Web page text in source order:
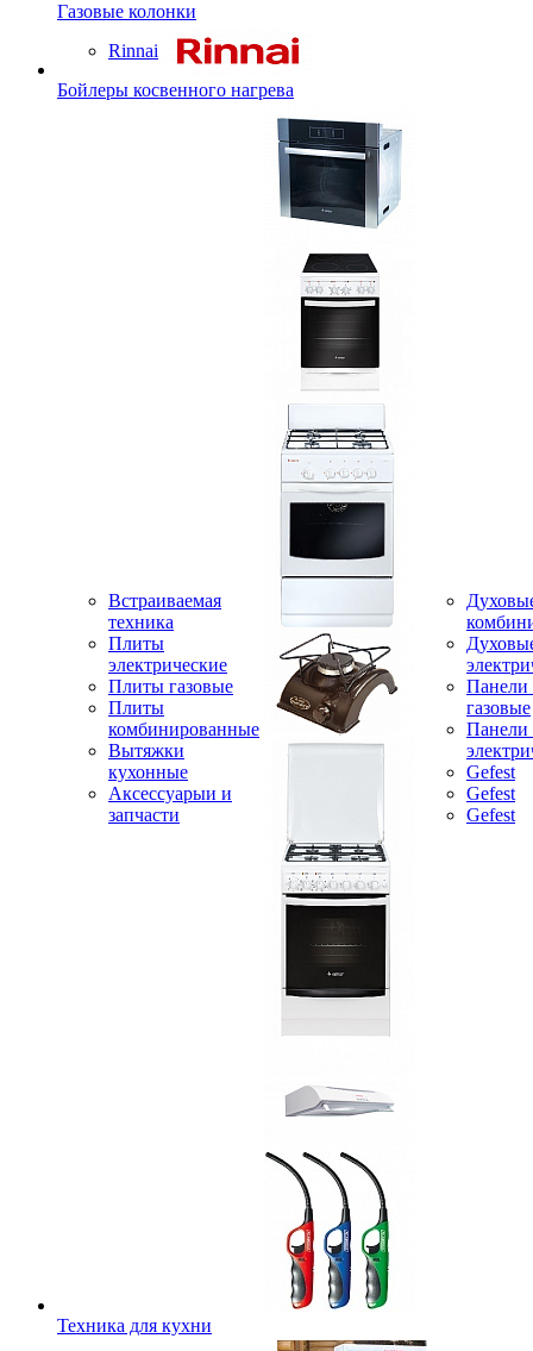
Газовые колонки
Rinnai
Бойлеры косвенного нагрева
Встраиваемая
техника
Плиты
электрические
Плиты газовые
Плиты
комбинированные
Вытяжки
кухонные
Аксессуарыи и
запчасти
Панели
газовые
Панели
Gefest
Gefest
Gefest
Техника для кухни